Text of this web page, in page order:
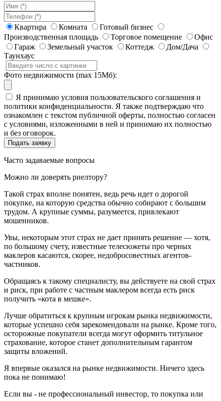
Квартира Комната
Готовый бизнес
Производственная площадь
Торговое помещение
Офис
Гараж
Земельный участок Коттедж
Дом/Дача
Таунхаус
Фото недвижимости (max 15Мб):
Я принимаю условия пользовательского соглашения и
политики конфиденциальности. Я также подтверждаю что
ознакомлен с текстом публичной оферты, полностью согласен
с условиями, изложенными в ней и принимаю их полностью
и без оговорок.
Часто задаваемые вопросы
Можно ли доверять риелтору?
Такой страх вполне понятен, ведь речь идет о дорогой
покупке, на которую средства обычно собирают с большим
трудом. А крупные суммы, разумеется, привлекают
мошенников.
Увы, некоторым этот страх не дает принять решение — хотя,
по большому счету, известные телесюжеты про черных
маклеров касаются, скорее, недобросовестных агентов-
частников.
Обращаясь к такому специалисту, вы действуете на свой страх
и риск, при работе с частным маклером всегда есть риск
получить «кота в мешке».
Лучше обратиться к крупным игрокам рынка недвижимости,
которые успешно себя зарекомендовали на рынке. Кроме того,
осторожные покупатели всегда могут оформить титульное
страхование, которое станет дополнительным гарантом
защиты вложений.
Я впервые оказался на рынке недвижимости. Ничего здесь
пока не понимаю!
Если вы - не профессиональный инвестор, то покупка или